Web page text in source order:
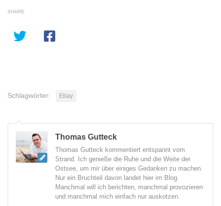
SHARE
Schlagwörter: Ebay
Thomas Gutteck
Thomas Gutteck kommentiert entspannt vom
Strand. Ich genieße die Ruhe und die Weite der
Ostsee, um mir über einiges Gedanken zu machen.
Nur ein Bruchteil davon landet hier im Blog.
Manchmal will ich berichten, manchmal provozieren
und manchmal mich einfach nur auskotzen.